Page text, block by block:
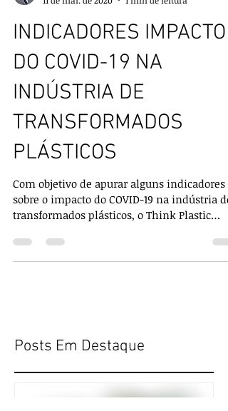
Carlos Moreira
11 de mai. de 2020
1 min de leitura
INDICADORES IMPACTO
DO COVID-19 NA
INDÚSTRIA DE
TRANSFORMADOS
PLÁSTICOS
Com objetivo de apurar alguns indicadores
sobre o impacto do COVID-19 na indústria de
Brazil...